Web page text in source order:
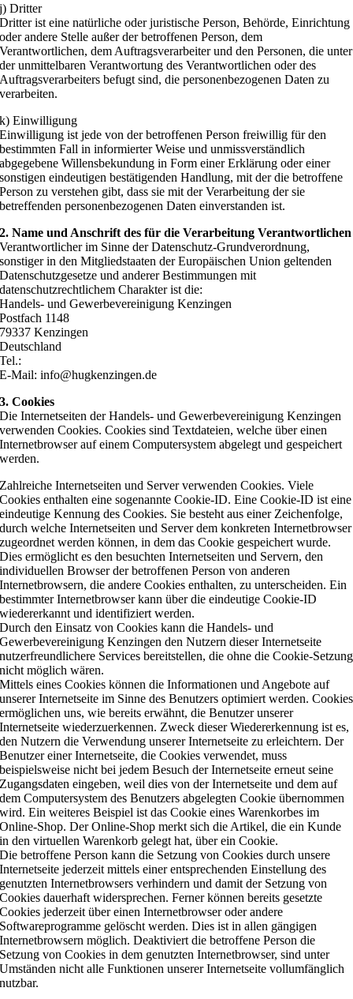
j) Dritter
Dritter ist eine natürliche oder juristische Person, Behörde, Einrichtung
oder andere Stelle außer der betroffenen Person, dem
Verantwortlichen, dem Auftragsverarbeiter und den Personen, die unter
der unmittelbaren Verantwortung des Verantwortlichen oder des
Auftragsverarbeiters befugt sind, die personenbezogenen Daten zu
verarbeiten.
k) Einwilligung
Einwilligung ist jede von der betroffenen Person freiwillig für den
bestimmten Fall in informierter Weise und unmissverständlich
abgegebene Willensbekundung in Form einer Erklärung oder einer
sonstigen eindeutigen bestätigenden Handlung, mit der die betroffene
Person zu verstehen gibt, dass sie mit der Verarbeitung der sie
betreffenden personenbezogenen Daten einverstanden ist.
2. Name und Anschrift des für die Verarbeitung Verantwortlichen
Verantwortlicher im Sinne der Datenschutz-Grundverordnung,
sonstiger in den Mitgliedstaaten der Europäischen Union geltenden
Datenschutzgesetze und anderer Bestimmungen mit
datenschutzrechtlichem Charakter ist die:
Handels- und Gewerbevereinigung Kenzingen
Postfach 1148
79337 Kenzingen
Deutschland
Tel.:
E-Mail: info@hugkenzingen.de
3. Cookies
Die Internetseiten der Handels- und Gewerbevereinigung Kenzingen
verwenden Cookies. Cookies sind Textdateien, welche über einen
Internetbrowser auf einem Computersystem abgelegt und gespeichert
werden.
Zahlreiche Internetseiten und Server verwenden Cookies. Viele
Cookies enthalten eine sogenannte Cookie-ID. Eine Cookie-ID ist eine
eindeutige Kennung des Cookies. Sie besteht aus einer Zeichenfolge,
durch welche Internetseiten und Server dem konkreten Internetbrowser
zugeordnet werden können, in dem das Cookie gespeichert wurde.
Dies ermöglicht es den besuchten Internetseiten und Servern, den
individuellen Browser der betroffenen Person von anderen
Internetbrowsern, die andere Cookies enthalten, zu unterscheiden. Ein
bestimmter Internetbrowser kann über die eindeutige Cookie-ID
wiedererkannt und identifiziert werden.
Durch den Einsatz von Cookies kann die Handels- und
Gewerbevereinigung Kenzingen den Nutzern dieser Internetseite
nutzerfreundlichere Services bereitstellen, die ohne die Cookie-Setzung
nicht möglich wären.
Mittels eines Cookies können die Informationen und Angebote auf
unserer Internetseite im Sinne des Benutzers optimiert werden. Cookies
ermöglichen uns, wie bereits erwähnt, die Benutzer unserer
Internetseite wiederzuerkennen. Zweck dieser Wiedererkennung ist es,
den Nutzern die Verwendung unserer Internetseite zu erleichtern. Der
Benutzer einer Internetseite, die Cookies verwendet, muss
beispielsweise nicht bei jedem Besuch der Internetseite erneut seine
Zugangsdaten eingeben, weil dies von der Internetseite und dem auf
dem Computersystem des Benutzers abgelegten Cookie übernommen
wird. Ein weiteres Beispiel ist das Cookie eines Warenkorbes im
Online-Shop. Der Online-Shop merkt sich die Artikel, die ein Kunde
in den virtuellen Warenkorb gelegt hat, über ein Cookie.
Die betroffene Person kann die Setzung von Cookies durch unsere
Internetseite jederzeit mittels einer entsprechenden Einstellung des
genutzten Internetbrowsers verhindern und damit der Setzung von
Cookies dauerhaft widersprechen. Ferner können bereits gesetzte
Cookies jederzeit über einen Internetbrowser oder andere
Softwareprogramme gelöscht werden. Dies ist in allen gängigen
Internetbrowsern möglich. Deaktiviert die betroffene Person die
Setzung von Cookies in dem genutzten Internetbrowser, sind unter
Umständen nicht alle Funktionen unserer Internetseite vollumfänglich
nutzbar.